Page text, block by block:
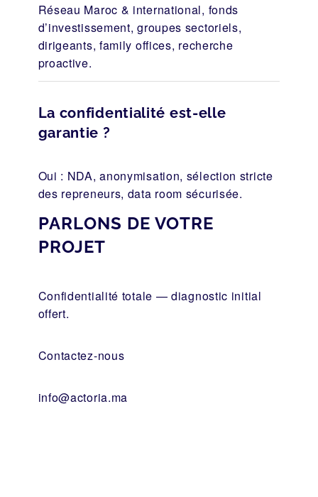
Réseau Maroc & international, fonds
d’investissement, groupes sectoriels,
dirigeants, family offices, recherche
proactive.
La confidentialité est-elle
garantie ?
Oui : NDA, anonymisation, sélection stricte
des repreneurs, data room sécurisée.
PARLONS DE VOTRE
PROJET
Confidentialité totale — diagnostic initial
offert.
Contactez-nous
info@actoria.ma